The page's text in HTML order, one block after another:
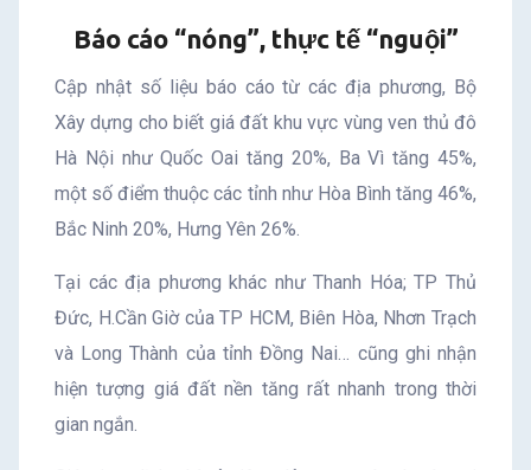
Báo cáo “nóng”, thực tế “nguội”
Cập nhật số liệu báo cáo từ các địa phương, Bộ
Xây dựng cho biết giá đất khu vực vùng ven thủ đô
Hà Nội như Quốc Oai tăng 20%, Ba Vì tăng 45%,
một số điểm thuộc các tỉnh như Hòa Bình tăng 46%,
Bắc Ninh 20%, Hưng Yên 26%.
Tại các địa phương khác như Thanh Hóa; TP Thủ
Đức, H.Cần Giờ của TP HCM, Biên Hòa, Nhơn Trạch
và Long Thành của tỉnh Đồng Nai… cũng ghi nhận
hiện tượng giá đất nền tăng rất nhanh trong thời
gian ngắn.